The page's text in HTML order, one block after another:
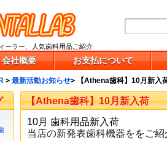
ーラー、人気歯科用品ご紹介
会社概要 お支払について
> 最新活動お知らせ> 【Athena歯科】10月新入
【Athena歯科】10月新入荷
10月 歯科用品新入荷
当店の新発表歯科機器ををご